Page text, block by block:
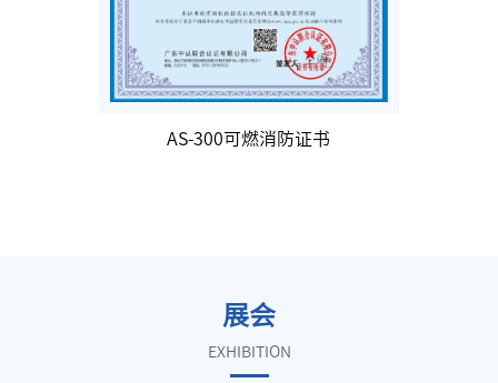
AS-300可燃消防证书
展会
EXHIBITION